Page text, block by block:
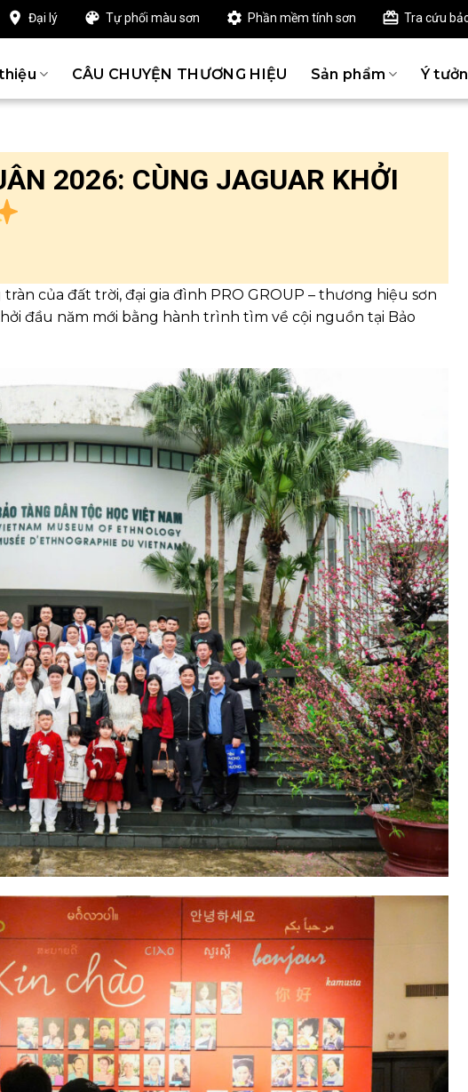
Đại lý Tự phối màu sơn Phần mềm tính sơn Tra cứu
CÂU CHUYỆN THƯƠNG HIỆU Sản phẩm Ý
2026: CÙNG JAGUAR KHỞI
của đất trời, đại gia đình PRO GROUP – thương hiệu sơn
đầu năm mới bằng hành trình tìm về cội nguồn tại Bảo